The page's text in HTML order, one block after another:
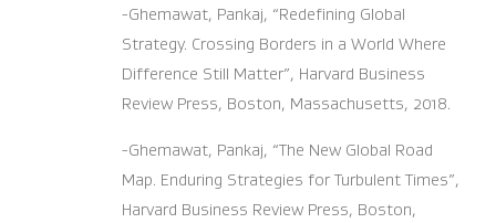
-Ghemawat, Pankaj, “Redefining Global
Strategy. Crossing Borders in a World Where
Difference Still Matter”, Harvard Business
Review Press, Boston, Massachusetts, 2018.
-Ghemawat, Pankaj, “The New Global Road
Map. Enduring Strategies for Turbulent Times”,
Harvard Business Review Press, Boston,